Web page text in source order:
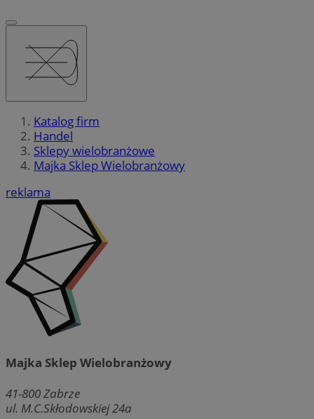
Katalog firm
Handel
Sklepy wielobranżowe
Majka Sklep Wielobranżowy
reklama
Majka Sklep Wielobranżowy
41-800Zabrze
ul. M.C.Skłodowskiej 24a